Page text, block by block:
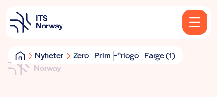
Nyheter Zero_Prim├ªrlogo_Farge (1)